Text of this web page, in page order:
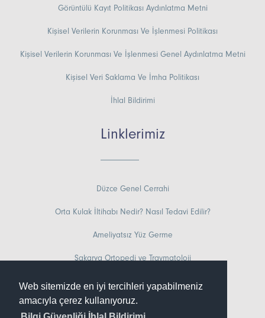
Web sitemizde en iyi tercihleri yapabilmeniz
amacıyla çerez kullanıyoruz.
Görüntülü Kayıt Politikası Aydınlatma Metni
Kişisel Verilerin Korunması Ve İşlenmesi Politikası
Kişisel Verilerin Korunması Ve İşlenmesi Genel Aydınlatma Metni
Kişisel Veri Saklama Ve İmha Politikası
İhlal Bildirimi
Linklerimiz
Düzce Genel Cerrahi
Orta Kulak İltihabı Nedir? Nasıl Tedavi Edilir?
Ameliyatsız Yüz Germe
Sakarya Ortopedi ve Travmatoloji
Miyom Ameliyatı Kaç Saat Sürer?
Karabük Bel Fıtığı Tedavisi